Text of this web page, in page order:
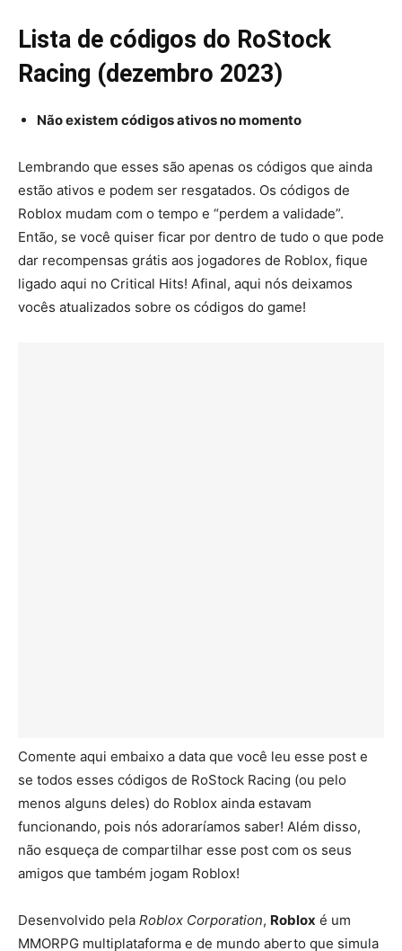
Lista de códigos do RoStock
Racing (dezembro 2023)
Não existem códigos ativos no momento
Lembrando que esses são apenas os códigos que ainda
estão ativos e podem ser resgatados. Os códigos de
Roblox mudam com o tempo e “perdem a validade”.
Então, se você quiser ficar por dentro de tudo o que pode
dar recompensas grátis aos jogadores de Roblox, fique
ligado aqui no Critical Hits! Afinal, aqui nós deixamos
vocês atualizados sobre os códigos do game!
Comente aqui embaixo a data que você leu esse post e
se todos esses códigos de RoStock Racing (ou pelo
menos alguns deles) do Roblox ainda estavam
funcionando, pois nós adoraríamos saber! Além disso,
não esqueça de compartilhar esse post com os seus
amigos que também jogam Roblox!
Desenvolvido pela Roblox Corporation, Roblox é um
MMORPG multiplataforma e de mundo aberto que simula